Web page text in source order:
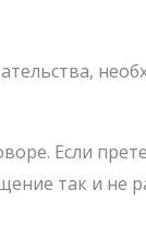
Если
так и не